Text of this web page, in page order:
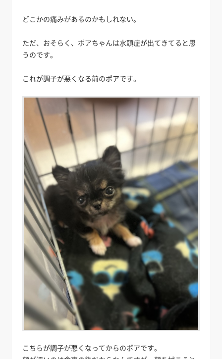
どこかの痛みがあるのかもしれない。
ただ、おそらく、ポアちゃんは水頭症が出てきてると思
うのです。
これが調子が悪くなる前のポアです。
こちらが調子が悪くなってからのポアです。